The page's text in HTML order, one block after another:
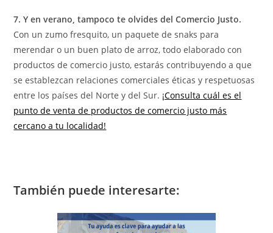
7. Y en verano, tampoco te olvides del Comercio Justo.
Con un zumo fresquito, un paquete de snaks para
merendar o un buen plato de arroz, todo elaborado con
productos de comercio justo, estarás contribuyendo a que
se establezcan relaciones comerciales éticas y respetuosas
entre los países del Norte y del Sur. ¡Consulta cuál es el
punto de venta de productos de comercio justo más
cercano a tu localidad!
También puede interesarte: